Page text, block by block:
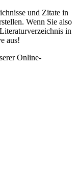
und Zitate in
Wenn Sie also
in
aus!
Online-